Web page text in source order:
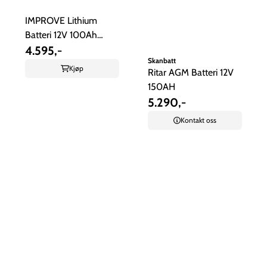
IMPROVE Lithium
Batteri 12V 100Ah
(LiFePO4) BMS ...
4.595,-
Kjøp
Skanbatt
Ritar AGM Batteri 12V
150AH
5.290,-
Kontakt oss